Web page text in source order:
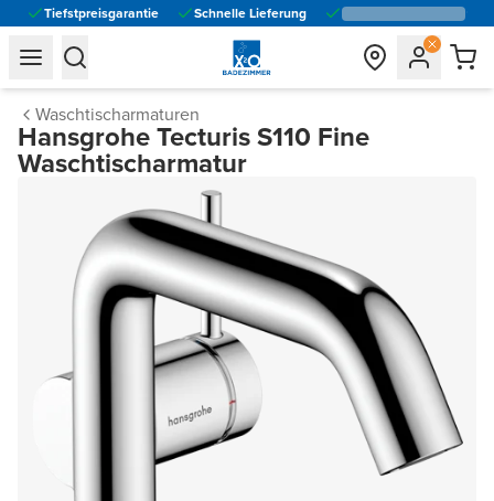
Tiefstpreisgarantie Schnelle Lieferung
general.navigation.toggle_menu.label
general.navigation.toggle_menu.label
Waschtischarmaturen
Hansgrohe Tecturis S110 Fine
Waschtischarmatur